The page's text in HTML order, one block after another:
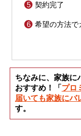
契約完了
希望の方法で
ちなみに、家族に
おすすめ！「 プロ
届いても家族にバ
す。